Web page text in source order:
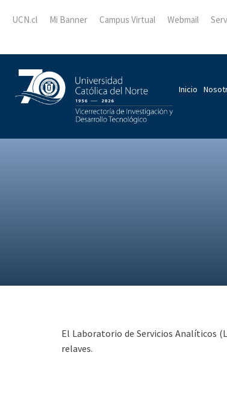
UCN.cl Mi Banner Campus Virtual Webmail
Inicio
El Laboratorio de Servicios Analíticos
relaves.